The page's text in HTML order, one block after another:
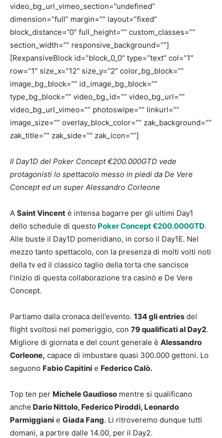
video_bg_url_vimeo_section=”undefined”
dimension=”full” margin=”” layout=”fixed”
block_distance=”0″ full_height=”” custom_classes=””
section_width=”” responsive_background=””]
[RexpansiveBlock id=”block_0_0″ type=”text” col=”1″
row=”1″ size_x=”12″ size_y=”2″ color_bg_block=””
image_bg_block=”” id_image_bg_block=””
type_bg_block=”” video_bg_id=”” video_bg_url=””
video_bg_url_vimeo=”” photoswipe=”” linkurl=””
image_size=”” overlay_block_color=”” zak_background=””
zak_title=”” zak_side=”” zak_icon=””]
Il Day1D del Poker Concept €200.000GTD vede
protagonisti lo spettacolo messo in piedi da De Vere
Concept ed un super Alessandro Corleone
A Saint Vincent è intensa bagarre per gli ultimi Day1
dello schedule di questo Poker Concept €200.000GTD.
Alle buste il Day1D pomeridiano, in corso il Day1E. Nel
mezzo tanto spettacolo, con la presenza di molti volti noti
della tv ed il classico taglio della torta che sancisce
l’inizio di questa collaborazione tra casinò e De Vere
Concept.
Partiamo dalla cronaca dell’evento. 134 gli entries del
flight svoltosi nel pomeriggio, con 79 qualificati al Day2.
Migliore di giornata e del count generale è Alessandro
Corleone, capace di imbustare quasi 300.000 gettoni. Lo
seguono Fabio Capitini e Federico Calò.
Top ten per Michele Gaudioso mentre si qualificano
anche Dario Nittolo, Federico Piroddi, Leonardo
Parmiggiani e Giada Fang. Li ritroveremo dunque tutti
domani, a partire dalle 14.00, per il Day2.